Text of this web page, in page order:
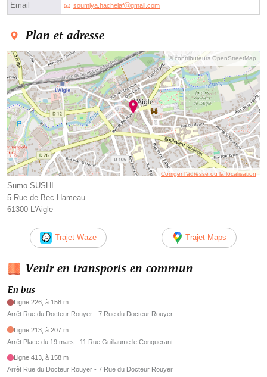
Email soumiya.hachelafⓐgmail.com
Plan et adresse
© contributeurs OpenStreetMap
Corriger l’adresse ou la localisation
Sumo SUSHI
5 Rue de Bec Hameau
61300 L'Aigle
Trajet Waze Trajet Maps
Venir en transports en commun
En bus
Ligne 226, à 158 m
Arrêt Rue du Docteur Rouyer - 7 Rue du Docteur Rouyer
Ligne 213, à 207 m
Arrêt Place du 19 mars - 11 Rue Guillaume le Conquerant
Ligne 413, à 158 m
Arrêt Rue du Docteur Rouyer - 7 Rue du Docteur Rouyer